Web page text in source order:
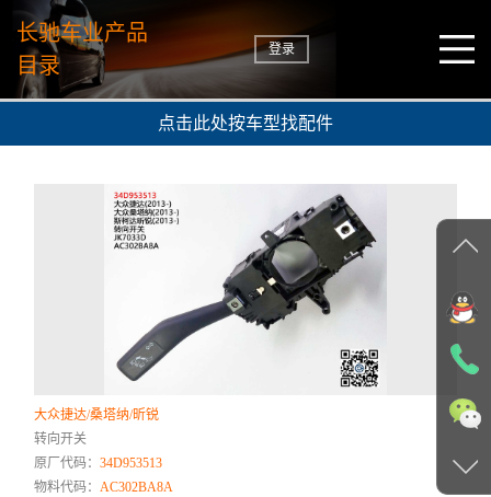
长驰车业产品
目录
登录
点击此处按车型找配件
大众捷达/桑塔纳/昕锐
转向开关
原厂代码：34D953513
物料代码：AC302BA8A